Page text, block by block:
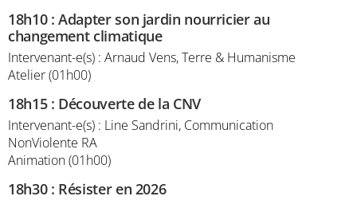
18h10:Adapter son jardin nourricier au
changement climatique
Intervenant-e(s) : Arnaud Vens, Terre & Humanisme
Atelier (01h00)
18h15: Découverte de la CNV
Intervenant-e(s) : Line Sandrini, Communication
NonViolente RA
Animation (01h00)
18h30: Résister en 2026